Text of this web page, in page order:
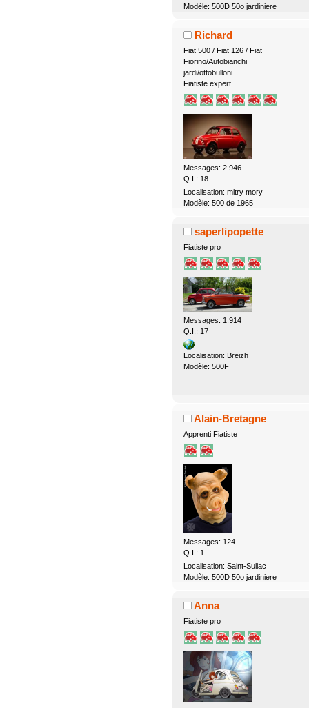
Modèle: 500D 50o jardiniere
Richard
Fiat 500 / Fiat 126 / Fiat
Fiorino/Autobianchi
jardi/ottobulloni
Fiatiste expert
Messages: 2.946
Q.I.: 18
Localisation: mitry mory
Modèle: 500 de 1965
saperlipopette
Fiatiste pro
Messages: 1.914
Q.I.: 17
Localisation: Breizh
Modèle: 500F
Alain-Bretagne
Apprenti Fiatiste
Messages: 124
Q.I.: 1
Localisation: Saint-Suliac
Modèle: 500D 50o jardiniere
Anna
Fiatiste pro